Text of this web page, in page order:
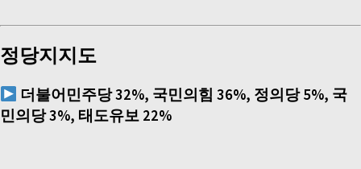
정당지지도
더불어민주당32%, 국민의힘36%, 정의당5%, 국
민의당3%, 태도유보 22%